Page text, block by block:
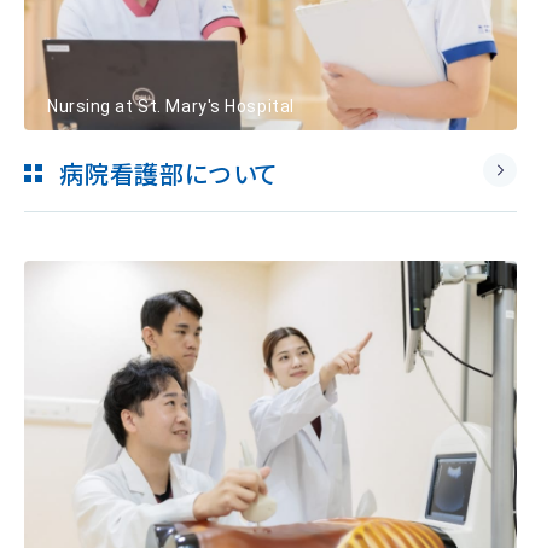
Nursing at St. Mary's Hospital
病院看護部について